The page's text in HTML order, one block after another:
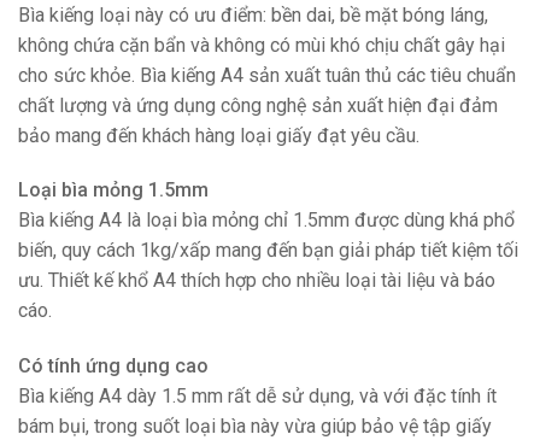
Bìa kiếng loại này có ưu điểm: bền dai, bề mặt bóng láng,
không chứa cặn bẩn và không có mùi khó chịu chất gây hại
cho sức khỏe. Bìa kiếng A4 sản xuất tuân thủ các tiêu chuẩn
chất lượng và ứng dụng công nghệ sản xuất hiện đại đảm
bảo mang đến khách hàng loại giấy đạt yêu cầu.
Loại bìa mỏng 1.5mm
Bìa kiếng A4 là loại bìa mỏng chỉ 1.5mm được dùng khá phổ
biến, quy cách 1kg/xấp mang đến bạn giải pháp tiết kiệm tối
ưu. Thiết kế khổ A4 thích hợp cho nhiều loại tài liệu và báo
cáo.
Có tính ứng dụng cao
Bìa kiếng A4 dày 1.5 mm rất dễ sử dụng, và với đặc tính ít
bám bụi, trong suốt loại bìa này vừa giúp bảo vệ tập giấy